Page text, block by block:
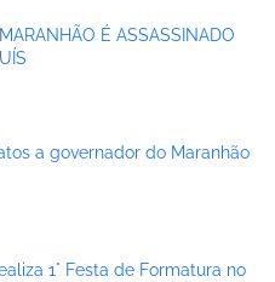
É ASSASSINADO
a governador do Maranhão
1° Festa de Formatura no